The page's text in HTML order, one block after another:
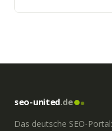
seo-united.de
Das deutsche SEO-